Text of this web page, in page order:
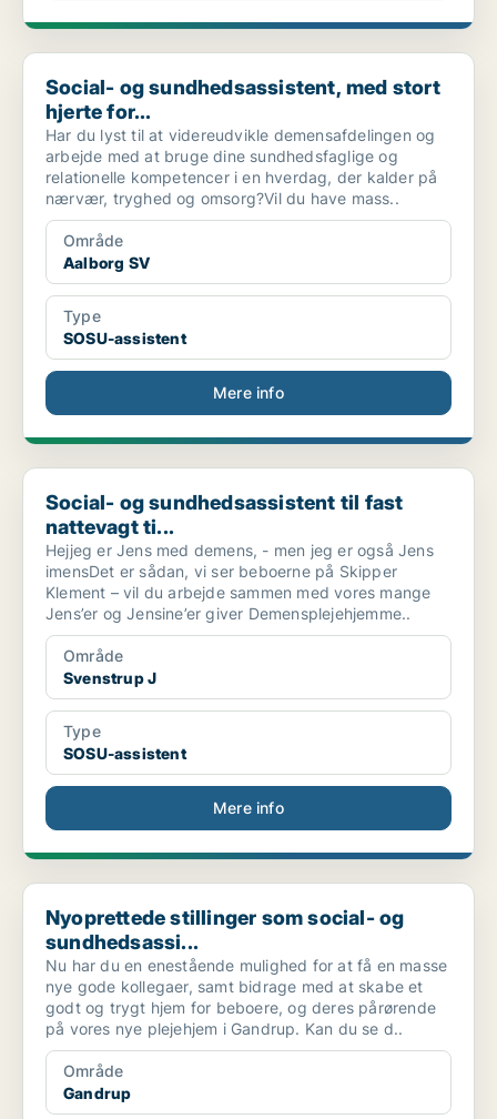
Social- og sundhedsassistent, med stort hjerte for...
Social- og sundhedsassistent, med stort
hjerte for...
Har du lyst til at videreudvikle demensafdelingen og
arbejde med at bruge dine sundhedsfaglige og
relationelle kompetencer i en hverdag, der kalder på
nærvær, tryghed og omsorg?Vil du have mass..
Område
Aalborg SV
Type
SOSU-assistent
Mere info
Social- og sundhedsassistent til fast nattevagt ti...
Social- og sundhedsassistent til fast
nattevagt ti...
Hejjeg er Jens med demens, - men jeg er også Jens
imensDet er sådan, vi ser beboerne på Skipper
Klement – vil du arbejde sammen med vores mange
Jens’er og Jensine’er giver Demensplejehjemme..
Område
Svenstrup J
Type
SOSU-assistent
Mere info
Nyoprettede stillinger som social- og sundhedsassi...
Nyoprettede stillinger som social- og
sundhedsassi...
Nu har du en enestående mulighed for at få en masse
nye gode kollegaer, samt bidrage med at skabe et
godt og trygt hjem for beboere, og deres pårørende
på vores nye plejehjem i Gandrup. Kan du se d..
Område
Gandrup